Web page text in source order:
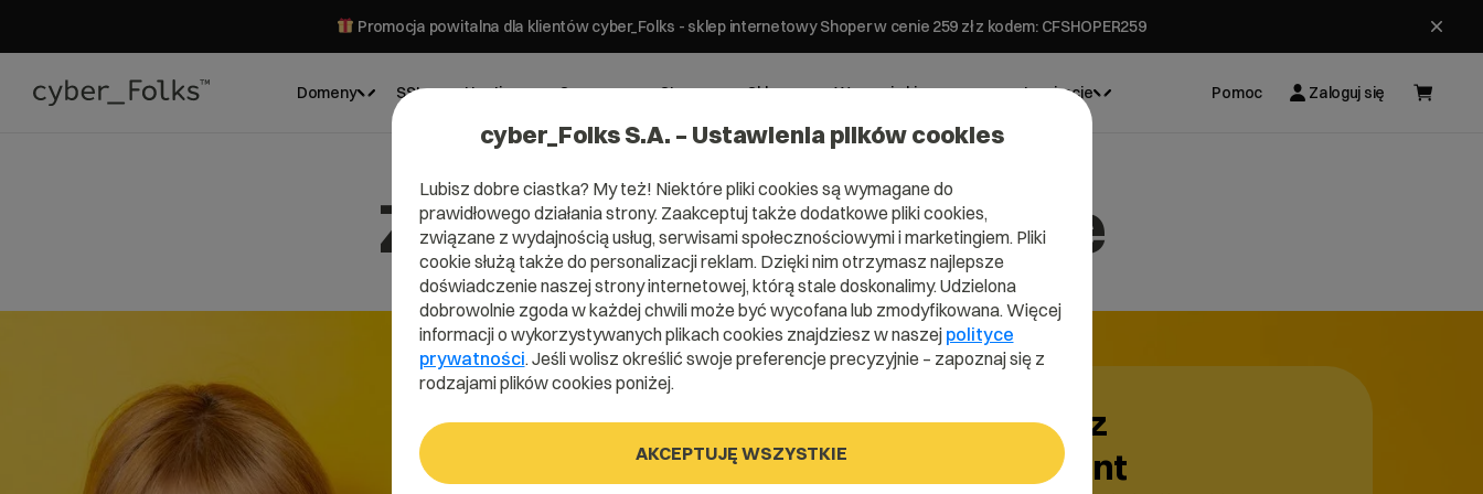
Promocja powitalna dla klientów cyber_Folks - sklep internetowy Shoper w cenie 259 zł z kodem: CFSHOPER259
Domeny SSL Hosting Serwery Strony Sklepy Wsparcie biznesowe Inspiracje Pomoc Zaloguj się
Zostańmy w kontakcie
Wypełnij formularz
a otrzymasz prezent
cyber_Folks S.A. – Ustawienia plików cookies
Lubisz dobre ciastka? My też! Niektóre pliki cookies są wymagane do
prawidłowego działania strony. Zaakceptuj także dodatkowe pliki cookies,
związane z wydajnością usług, serwisami społecznościowymi i marketingiem. Pliki
cookie służą także do personalizacji reklam. Dzięki nim otrzymasz najlepsze
doświadczenie naszej strony internetowej, którą stale doskonalimy. Udzielona
dobrowolnie zgoda w każdej chwili może być wycofana lub zmodyfikowana. Więcej
informacji o wykorzystywanych plikach cookies znajdziesz w naszej polityce
prywatności. Jeśli wolisz określić swoje preferencje precyzyjnie – zapoznaj się z
rodzajami plików cookies poniżej.
AKCEPTUJĘ WSZYSTKIE